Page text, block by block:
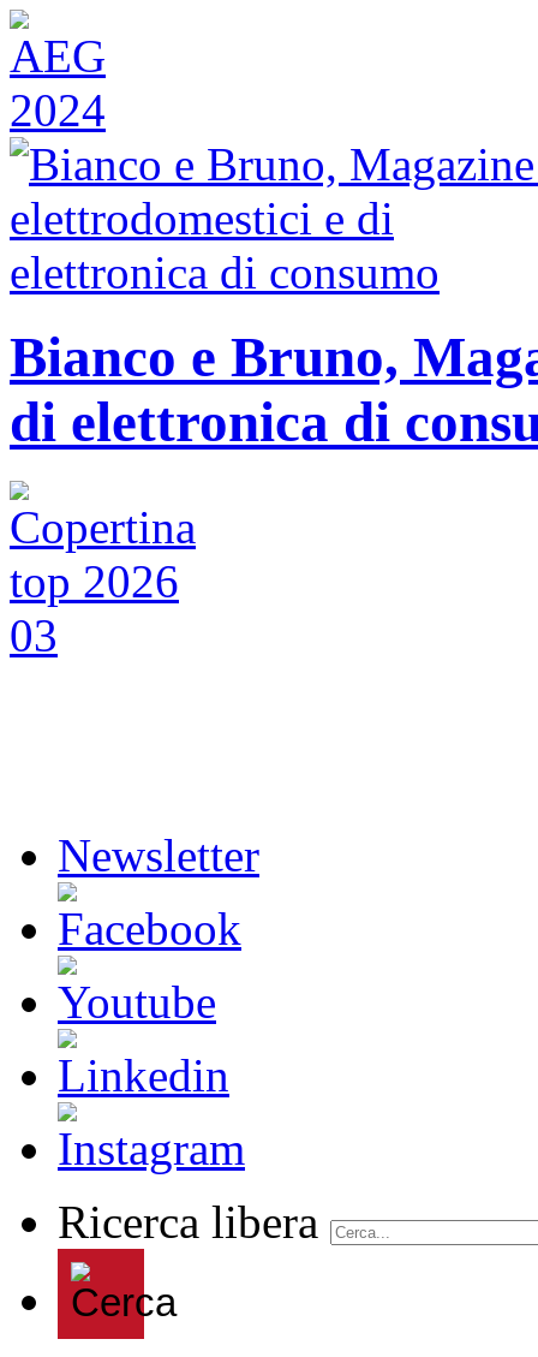
Bianco e Bruno,
di elettronica di
Newsletter
Ricerca libera